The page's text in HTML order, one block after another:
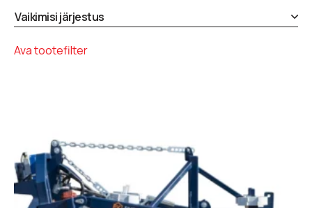
Ava tootefilter